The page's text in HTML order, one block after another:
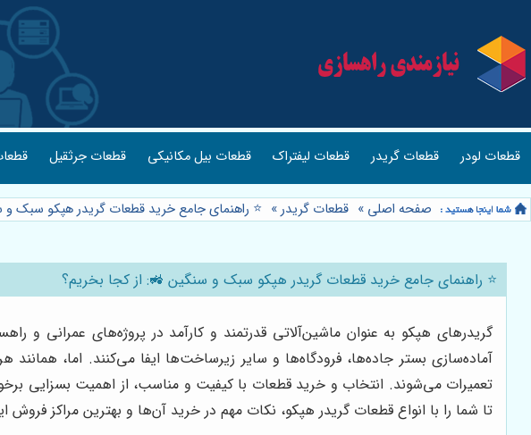
قطعات لودر قطعات گریدر قطعات لیفتراک قطعات بیل مکانیکی قطعات جرثقیل
صفحه اصلی » قطعات گریدر» ⭐️ راهنمای جامع خرید قطعات گریدر هپکو سبک و
⭐️ راهنمای جامع خرید قطعات گریدر هپکو سبک و سنگین 🚜: از کجا بخریم؟
گریدرهای هپکو به عنوان ماشین‌آلاتی قدرتمند و کارآمد در پروژه‌های
آماده‌سازی بستر جاده‌ها، فرودگاه‌ها و سایر زیرساخت‌ها ایفا می‌کنند. اما،
تعمیرات می‌شوند. انتخاب و خرید قطعات با کیفیت و مناسب، از اهمیت بسزایی
تا شما را با انواع قطعات گریدر هپکو، نکات مهم در خرید آن‌ها و بهترین مراکز فروش